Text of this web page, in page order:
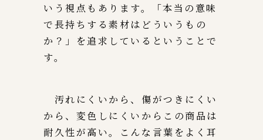
いう視点もあります。「本当の意味
で長持ちする素材はどういうもの
か？」を追求しているということで
す。
汚れにくいから、傷がつきにくい
から、変色しにくいからこの商品は
耐久性が高い。こんな言葉をよく耳